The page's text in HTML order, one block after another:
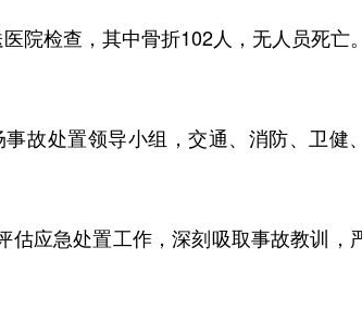
院检查，其中骨折102人，无人员死亡
故处置领导小组，交通、消防、卫健
应急处置工作，深刻吸取事故教训，